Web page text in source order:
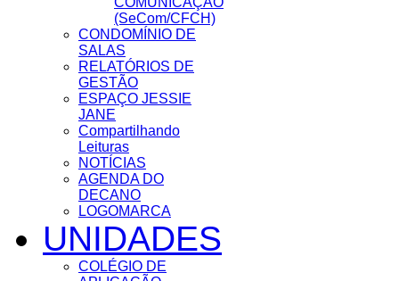
(SeCom/CFCH)
CONDOMÍNIO DE
SALAS
RELATÓRIOS DE
GESTÃO
ESPAÇO JESSIE
JANE
Compartilhando
Leituras
NOTÍCIAS
AGENDA DO
DECANO
LOGOMARCA
UNIDADES
COLÉGIO DE